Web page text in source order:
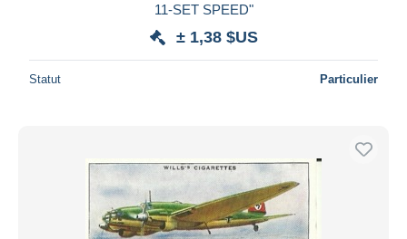
11-SET SPEED"
± 1,38 $US
Statut Particulier